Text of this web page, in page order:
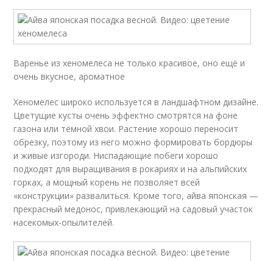
Варенье из хеномелеса не только красивое, оно ещё и
очень вкусное, ароматное
Хеномелес широко используется в ландшафтном дизайне.
Цветущие кусты очень эффектно смотрятся на фоне
газона или тёмной хвои. Растение хорошо переносит
обрезку, поэтому из него можно формировать бордюры
и живые изгороди. Ниспадающие побеги хорошо
подходят для выращивания в рокариях и на альпийских
горках, а мощный корень не позволяет всей
«конструкции» развалиться. Кроме того, айва японская —
прекрасный медонос, привлекающий на садовый участок
насекомых-опылителей.